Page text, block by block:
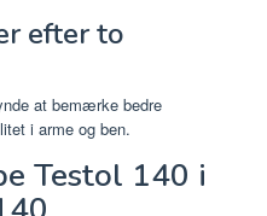
efter to
at bemærke bedre
i arme og ben.
Testol 140 i